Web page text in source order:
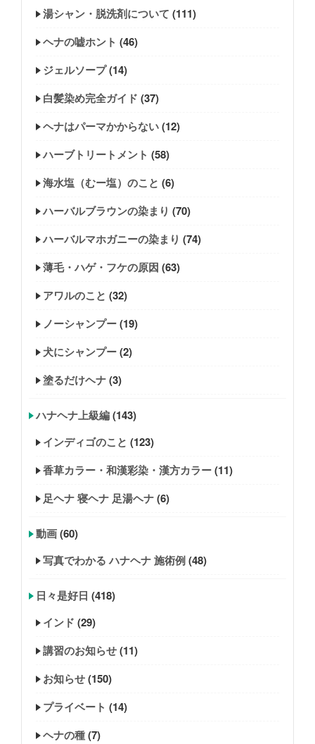
湯シャン・脱洗剤について (111)
ヘナの嘘ホント (46)
ジェルソープ(14)
白髪染め完全ガイド (37)
ヘナはパーマかからない(12)
ハーブトリートメント (58)
海水塩（むー塩）のこと (6)
ハーバルブラウンの染まり (70)
ハーバルマホガニーの染まり (74)
薄毛・ハゲ・フケの原因 (63)
アワルのこと (32)
ノーシャンプー(19)
犬にシャンプー(2)
塗るだけヘナ(3)
ハナヘナ上級編(143)
インディゴのこと (123)
香草カラー・和漢彩染・漢方カラー(11)
足ヘナ 寝ヘナ 足湯ヘナ(6)
動画(60)
写真でわかる ハナヘナ 施術例(48)
日々是好日 (418)
インド (29)
講習のお知らせ(11)
お知らせ(150)
プライベート (14)
ヘナの種(7)